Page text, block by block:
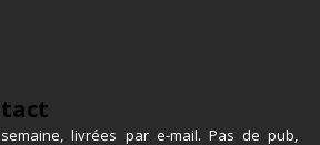
livrées par e-mail. Pas de pub,